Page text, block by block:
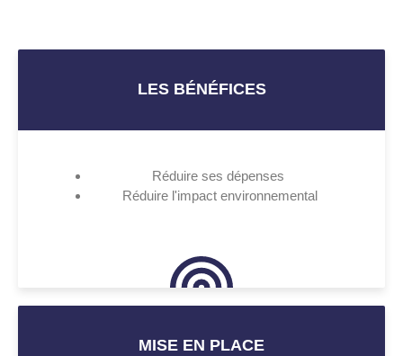
LES BÉNÉFICES
Réduire ses dépenses
Réduire l'impact environnemental
MISE EN PLACE